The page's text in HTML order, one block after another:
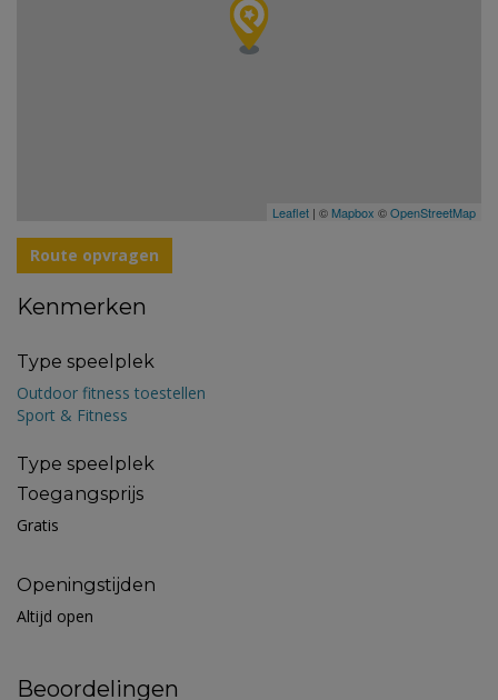
Leaflet | © Mapbox ©OpenStreetMap
Route opvragen
Kenmerken
Type speelplek
Outdoor fitness toestellen
Sport & Fitness
Type speelplek
Toegangsprijs
Gratis
Openingstijden
Altijd open
Beoordelingen